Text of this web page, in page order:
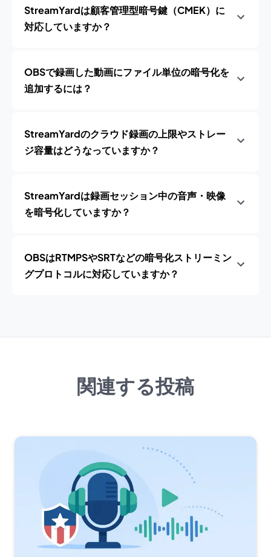
StreamYardは顧客管理型暗号鍵（CMEK）に
対応していますか？
OBSで録画した動画にファイル単位の暗号化を
追加するには？
StreamYardのクラウド録画の上限やストレー
ジ容量はどうなっていますか？
StreamYardは録画セッション中の音声・映像
を暗号化していますか？
OBSはRTMPSやSRTなどの暗号化ストリーミン
グプロトコルに対応していますか？
関連する投稿